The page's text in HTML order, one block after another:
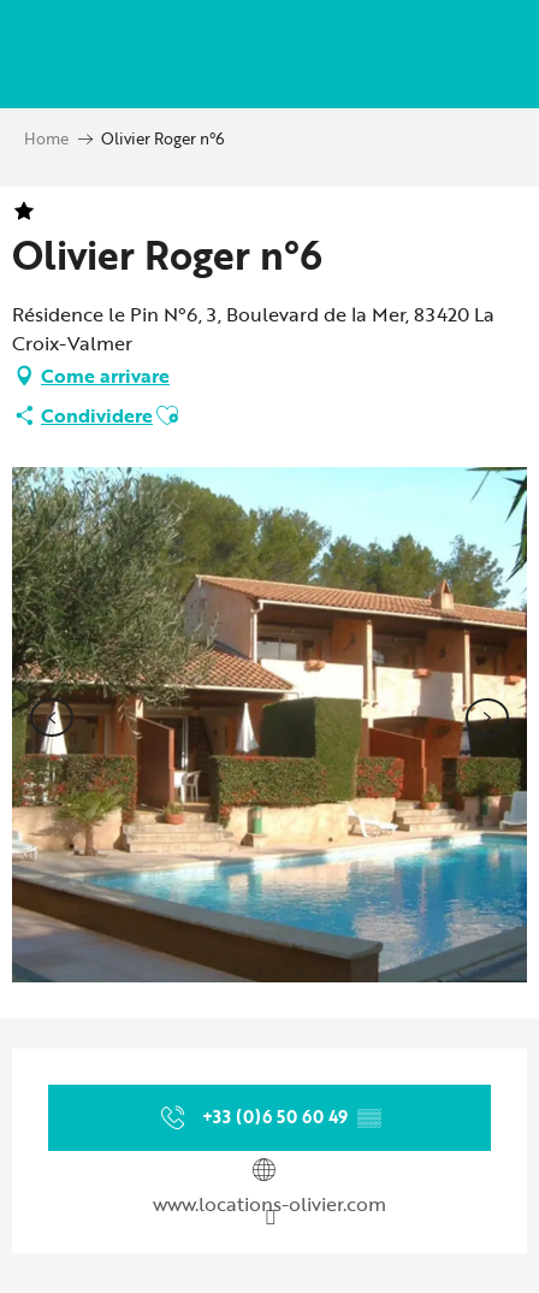
principal
Home Olivier Roger n°6
Olivier Roger n°6
Résidence le Pin N°6, 3, Boulevard de la Mer, 83420 La
Croix-Valmer
Come arrivare
CondividereAjouter aux favoris
+33 (0)6 50 60 49 ▒▒
www.locations-olivier.com